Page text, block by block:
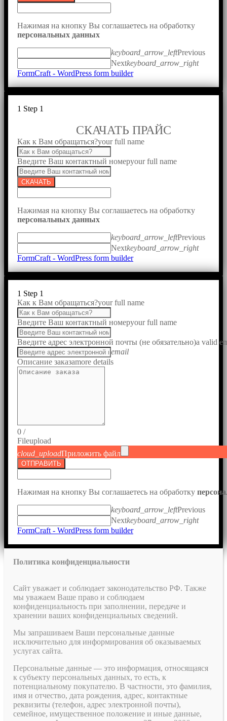
Нажимая на кнопку Вы соглашаетесь на обработку
персональных данных
keyboard_arrow_leftPrevious
Nextkeyboard_arrow_right
FormCraft - WordPress form builder
1 Step 1
СКАЧАТЬ ПРАЙС
Как к Вам обращаться?your full name
Введите Ваш контактный номерyour full name
СКАЧАТЬ
Нажимая на кнопку Вы соглашаетесь на обработку
персональных данных
keyboard_arrow_leftPrevious
Nextkeyboard_arrow_right
FormCraft - WordPress form builder
1 Step 1
Как к Вам обращаться?your full name
Введите Ваш контактный номерyour full name
Введите адрес электронной почты (не обязательно)a valid
email
Описание заказаmore details
0 /
Fileupload
cloud_uploadПриложить файл
ОТПРАВИТЬ
Нажимая на кнопку Вы соглашаетесь на обработку
keyboard_arrow_leftPrevious
Nextkeyboard_arrow_right
FormCraft - WordPress form builder
Политика конфиденциальности
Сайт уважает и соблюдает законодательство РФ. Также
мы уважаем Ваше право и соблюдаем
конфиденциальность при заполнении, передаче и
хранении ваших конфиденциальных сведений.
Мы запрашиваем Ваши персональные данные
исключительно для информирования об оказываемых
услугах сайта.
Персональные данные — это информация, относящаяся
к субъекту персональных данных, то есть, к
потенциальному покупателю. В частности, это фамилия,
имя и отчество, дата рождения, адрес, контактные
реквизиты (телефон, адрес электронной почты),
семейное, имущественное положение и иные данные,